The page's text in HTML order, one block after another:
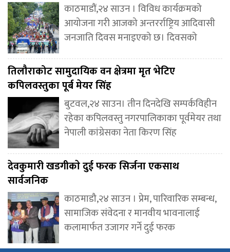
काठमाडौं,२४ साउन । विविध कार्यक्रमको
आयोजना गरी आजको अन्तरर्राष्ट्रिय आदिवासी
जनजाति दिवस मनाइएको छ। दिवसको
तिलौराकोट सामुदायिक वन क्षेत्रमा मृत भेटिए
कपिलवस्तुका पूर्ब मेयर सिंह
बुटवल,२४ साउन। तीन दिनदेखि सम्पर्कविहीन
रहेका कपिलवस्तु नगरपालिकाका पूर्वमेयर तथा
नेपाली कांग्रेसका नेता किरण सिंह
देवकुमारी खडगीकाे दुई फरक सिर्जना एकसाथ
सार्वजनिक
काठमाडौ,२४ साउन । प्रेम, पारिवारिक सम्बन्ध,
सामाजिक संवेदना र मानवीय भावनालाई
कलामार्फत उजागर गर्ने दुई फरक